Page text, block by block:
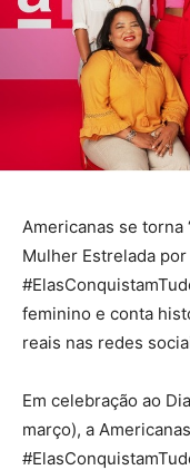
Americanas se torna
Mulher Estrelada
feminino e conta
reais nas redes
Em celebração ao
março), a